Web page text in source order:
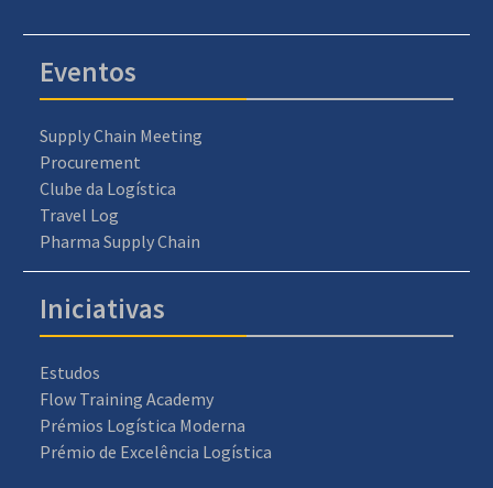
Eventos
Supply Chain Meeting
Procurement
Clube da Logística
Travel Log
Pharma Supply Chain
Iniciativas
Estudos
Flow Training Academy
Prémios Logística Moderna
Prémio de Excelência Logística